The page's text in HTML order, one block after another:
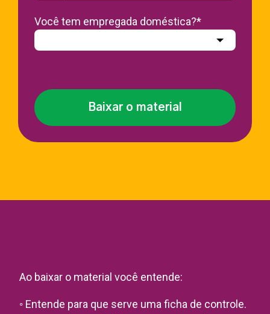
Você tem empregada doméstica?*
Baixar o material
Ao baixar o material você entende:
◦ Entende para que serve uma ficha de controle.